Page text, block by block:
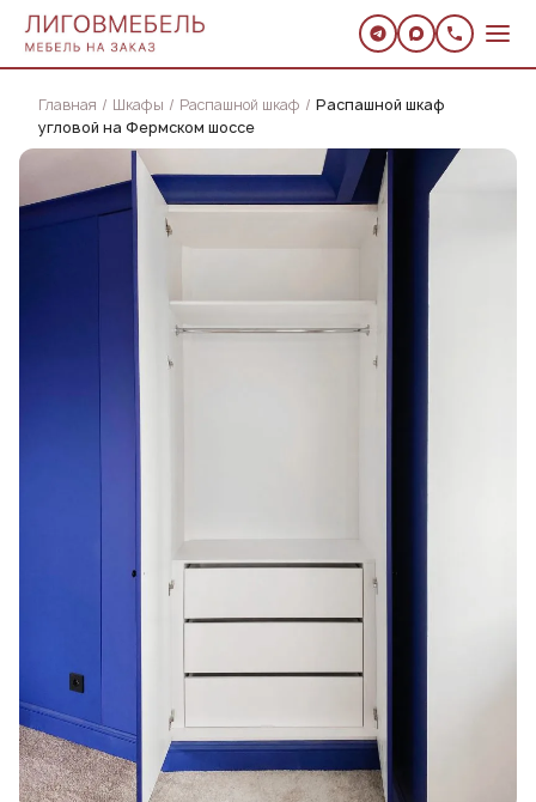
Главная Шкафы Распашной шкаф
Распашной шкаф
угловой на Фермском шоссе